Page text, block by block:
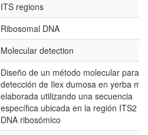
ITS regions
Ribosomal DNA
Molecular detection
Diseño de un método molecular para la
detección de Ilex dumosa en yerba
elaborada utilizando una secuencia
específica ubicada en la región ITS2
DNA ribosómico